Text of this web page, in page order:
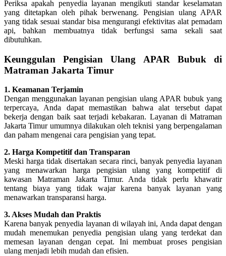
Periksa apakah penyedia layanan mengikuti standar keselamatan
yang ditetapkan oleh pihak berwenang. Pengisian ulang APAR
yang tidak sesuai standar bisa mengurangi efektivitas alat pemadam
api, bahkan membuatnya tidak berfungsi sama sekali saat
dibutuhkan.
Keunggulan Pengisian Ulang APAR Bubuk di
Matraman Jakarta Timur
1. Keamanan Terjamin
Dengan menggunakan layanan pengisian ulang APAR bubuk yang
terpercaya, Anda dapat memastikan bahwa alat tersebut dapat
bekerja dengan baik saat terjadi kebakaran. Layanan di Matraman
Jakarta Timur umumnya dilakukan oleh teknisi yang berpengalaman
dan paham mengenai cara pengisian yang tepat.
2. Harga Kompetitif dan Transparan
Meski harga tidak disertakan secara rinci, banyak penyedia layanan
yang menawarkan harga pengisian ulang yang kompetitif di
kawasan Matraman Jakarta Timur. Anda tidak perlu khawatir
tentang biaya yang tidak wajar karena banyak layanan yang
menawarkan transparansi harga.
3. Akses Mudah dan Praktis
Karena banyak penyedia layanan di wilayah ini, Anda dapat dengan
mudah menemukan penyedia pengisian ulang yang terdekat dan
memesan layanan dengan cepat. Ini membuat proses pengisian
ulang menjadi lebih mudah dan efisien.